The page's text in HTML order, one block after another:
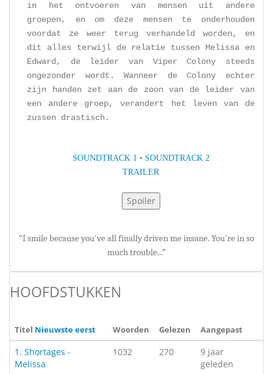
in het ontvoeren van mensen uit andere
groepen, en om deze mensen te onderhouden
voordat ze weer terug verhandeld worden, en
dit alles terwijl de relatie tussen Melissa en
Edward, de leider van Viper Colony steeds
ongezonder wordt. Wanneer de Colony echter
zijn handen zet aan de zoon van de leider van
een andere groep, verandert het leven van de
zussen drastisch.
SOUNDTRACK 1 • SOUNDTRACK 2
TRAILER
“I smile because you've all finally driven me insane. You're in so
much trouble...”
HOOFDSTUKKEN
Titel Nieuwste eerst Woorden Gelezen Aangepast
1. Shortages -
Melissa
1032 270
9 jaar
geleden